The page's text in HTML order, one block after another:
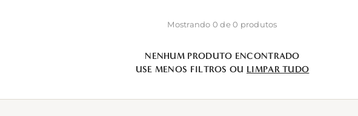
Mostrando 0 de 0 produtos
NENHUM PRODUTO ENCONTRADO
USE MENOS FILTROS OU LIMPAR TUDO